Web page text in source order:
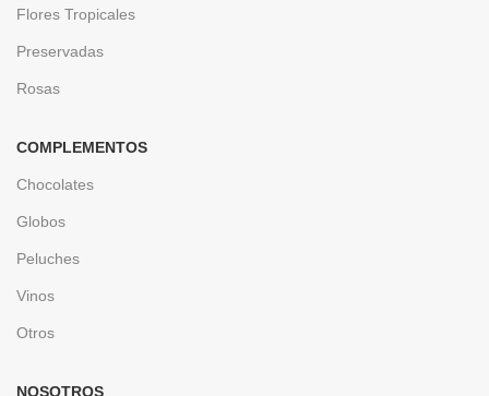
Flores Tropicales
Preservadas
Rosas
COMPLEMENTOS
Chocolates
Globos
Peluches
Vinos
Otros
NOSOTROS